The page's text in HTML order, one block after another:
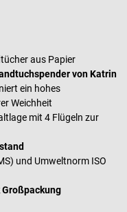
aus Papier
von Katrin
ein hohes
Weichheit
mit 4 Flügeln zur
und Umweltnorm ISO
Großpackung